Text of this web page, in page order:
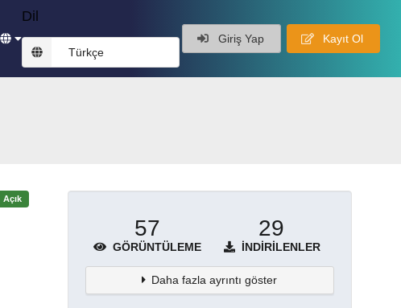
Dil
Türkçe
Giriş Yap Kayıt Ol
Açık
57
GÖRÜNTÜLEME
29
İNDIRILENLER
Daha fazla ayrıntı göster